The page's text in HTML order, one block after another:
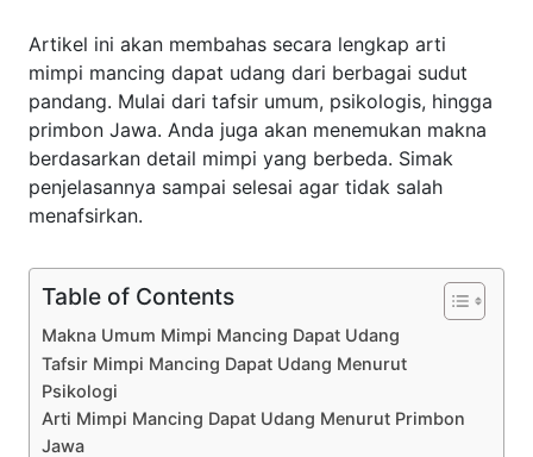
Artikel ini akan membahas secara lengkap arti
mimpi mancing dapat udang dari berbagai sudut
pandang. Mulai dari tafsir umum, psikologis, hingga
primbon Jawa. Anda juga akan menemukan makna
berdasarkan detail mimpi yang berbeda. Simak
penjelasannya sampai selesai agar tidak salah
menafsirkan.
Table of Contents
Makna Umum Mimpi Mancing Dapat Udang
Tafsir Mimpi Mancing Dapat Udang Menurut
Psikologi
Arti Mimpi Mancing Dapat Udang Menurut Primbon
Jawa